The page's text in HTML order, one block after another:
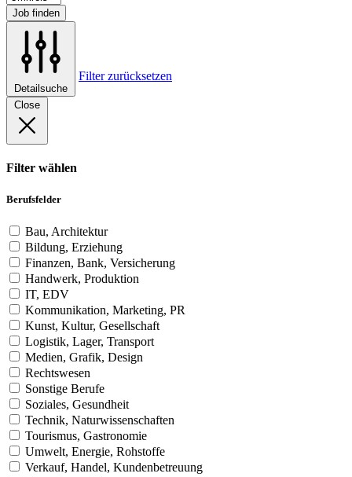
Job finden
Detailsuche
Filter zurücksetzen
Close
Filter wählen
Berufsfelder
Bau, Architektur
Bildung, Erziehung
Finanzen, Bank, Versicherung
Handwerk, Produktion
IT, EDV
Kommunikation, Marketing, PR
Kunst, Kultur, Gesellschaft
Logistik, Lager, Transport
Medien, Grafik, Design
Rechtswesen
Sonstige Berufe
Soziales, Gesundheit
Technik, Naturwissenschaften
Tourismus, Gastronomie
Umwelt, Energie, Rohstoffe
Verkauf, Handel, Kundenbetreuung